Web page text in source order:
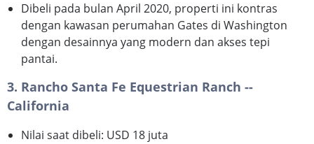
Dibeli pada bulan April 2020, properti ini kontras
dengan kawasan perumahan Gates di Washington
dengan desainnya yang modern dan akses tepi
pantai.
3. Rancho Santa Fe Equestrian Ranch --
California
Nilai saat dibeli: USD 18 juta